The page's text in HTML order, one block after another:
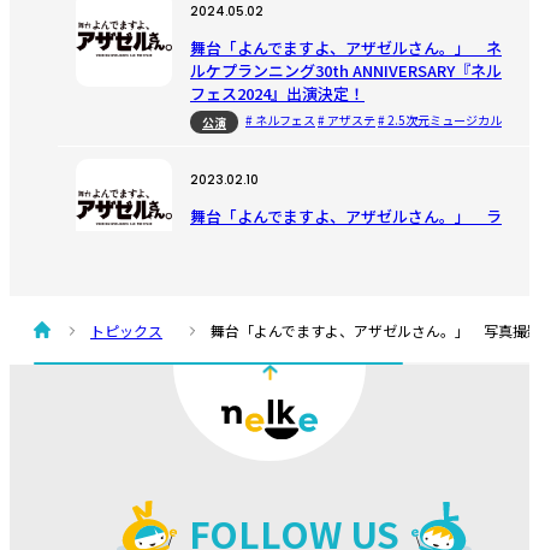
2024.05.02
舞台「よんでますよ、アザゼルさん。」 ネ
ルケプランニング30th ANNIVERSARY『ネル
フェス2024』出演決定！
公演 # ネルフェス # アザステ# 2.5次元ミュージカル
2023.02.10
舞台「よんでますよ、アザゼルさん。」 ラ
2023.02.09
舞台「よんでますよ、アザゼルさん。」 回
替わり”ねぎらいゲスト”を追加発表！
公演 # アザステ# 2.5次元ミュージカル
舞台「よんでますよ、アザゼルさん。」 新
型コロナウイルス感染拡大予防に関する取り
トピックス 舞台「よんでますよ、アザゼルさん。」 写真撮
FOLLOW US